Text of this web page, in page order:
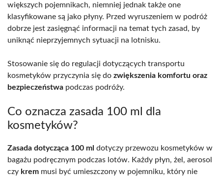
większych pojemnikach, niemniej jednak także one
klasyfikowane są jako płyny. Przed wyruszeniem w podróż
dobrze jest zasięgnąć informacji na temat tych zasad, by
uniknąć nieprzyjemnych sytuacji na lotnisku.
Stosowanie się do regulacji dotyczących transportu
kosmetyków przyczynia się do zwiększenia komfortu oraz
bezpieczeństwa podczas podróży.
Co oznacza zasada 100 ml dla
kosmetyków?
Zasada dotycząca 100 ml dotyczy przewozu kosmetyków w
bagażu podręcznym podczas lotów. Każdy płyn, żel, aerosol
czy krem musi być umieszczony w pojemniku, który nie